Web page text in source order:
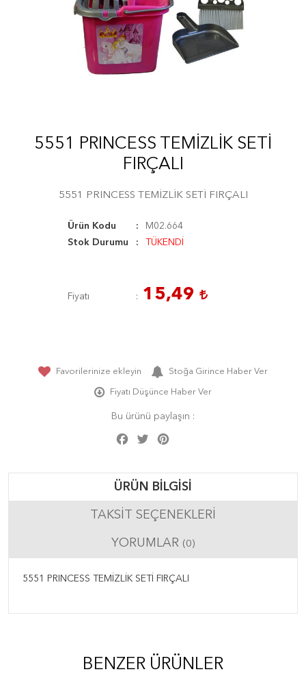
5551 PRINCESS TEMİZLİK SETİ
FIRÇALI
5551 PRINCESS TEMİZLİK SETİ FIRÇALI
Ürün Kodu
M02.664
Stok Durumu
TÜKENDİ
Fiyatı 15,49
Favorilerinize ekleyin Stoğa Girince Haber Ver
Fiyatı Düşünce Haber Ver
Bu ürünü paylaşın :
Facebook
Twitter
ÜRÜN BILGISI
TAKSIT SEÇENEKLERI
YORUMLAR (0)
5551 PRINCESS TEMİZLİK SETİ FIRÇALI
BENZER ÜRÜNLER